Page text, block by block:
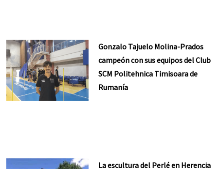
Gonzalo Tajuelo Molina-Prados
campeón con sus equipos del Club
SCM Politehnica Timisoara de
Rumanía
La escultura del Perlé en Herencia